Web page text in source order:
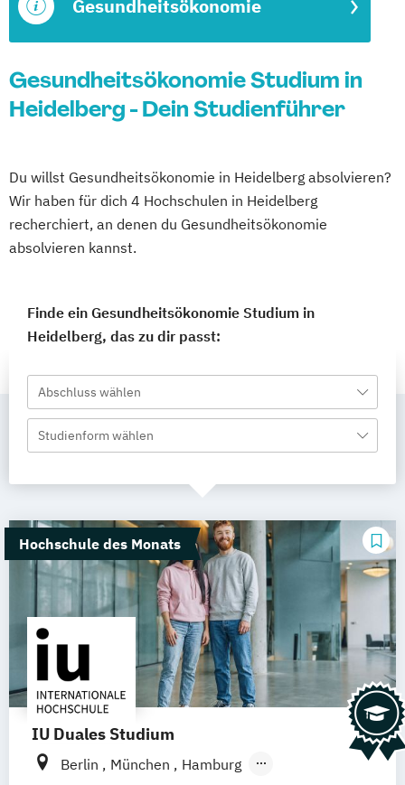
Gesundheitsökonomie
Gesundheitsökonomie Studium in
Heidelberg - Dein Studienführer
Du willst Gesundheitsökonomie in Heidelberg absolvieren?
Wir haben für dich 4 Hochschulen in Heidelberg
recherchiert, an denen du Gesundheitsökonomie
absolvieren kannst.
Finde ein Gesundheitsökonomie Studium in
Heidelberg, das zu dir passt:
Abschluss wählen
Studienform wählen
Hochschule des Monats
IU Duales Studium
Berlin München
Hamburg